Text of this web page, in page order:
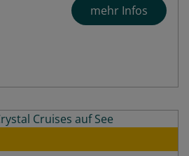
mehr Infos